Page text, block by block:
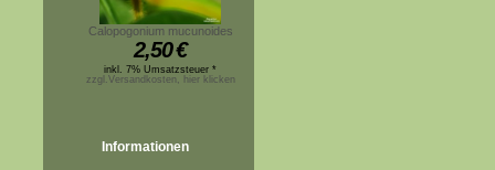
Calopogonium mucunoides
2,50€
inkl. 7% Umsatzsteuer *
zzgl.Versandkosten, hier klicken
Informationen